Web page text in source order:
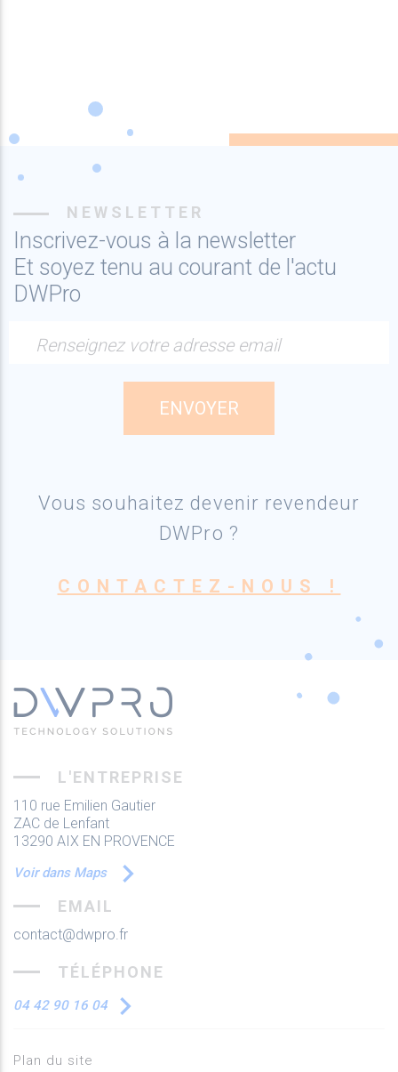
NEWSLETTER
Inscrivez-vous à la newsletter
Et soyez tenu au courant de l'actu
DWPro
Renseignez votre adresse email
Vous souhaitez devenir revendeur
DWPro ?
CONTACTEZ-NOUS !
L'ENTREPRISE
110 rue Emilien Gautier
ZAC de Lenfant
13290 AIX EN PROVENCE
Voir dans Maps
EMAIL
contact@dwpro.fr
TÉLÉPHONE
04 42 90 16 04
Plan du site